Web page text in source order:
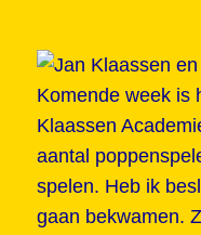
Komende week is
Klaassen
aantal
spelen. Heb ik
gaan bekwamen.